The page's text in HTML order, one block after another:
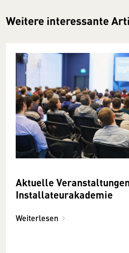
Weitere interessante
Aktuelle
Installateurakademie
Weiterlesen